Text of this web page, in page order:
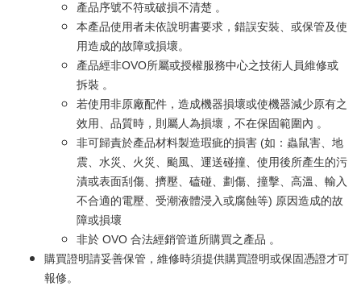
產品序號不符或破損不清楚 。
本產品使用者未依說明書要求，錯誤安裝、或保管及使
用造成的故障或損壞。
產品經非OVO所屬或授權服務中心之技術人員維修或
拆裝 。
若使用非原廠配件，造成機器損壞或使機器減少原有之
效用、品質時，則屬人為損壞，不在保固範圍內 。
非可歸責於產品材料製造瑕疵的損害 (如：蟲鼠害、地
震、水災、火災、颱風、運送碰撞、使用後所產生的污
漬或表面刮傷、擠壓、磕碰、劃傷、撞擊、高溫、輸入
不合適的電壓、受潮液體浸入或腐蝕等) 原因造成的故
障或損壞
非於 OVO 合法經銷管道所購買之產品 。
購買證明請妥善保管，維修時須提供購買證明或保固憑證才可
報修。